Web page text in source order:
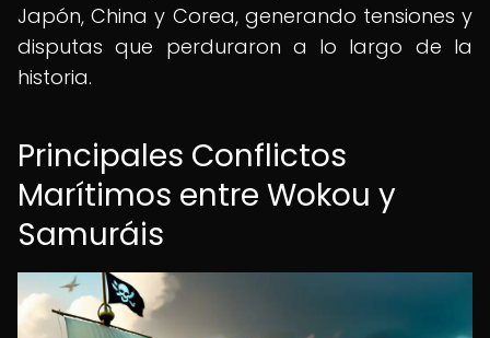
Japón, China y Corea, generando tensiones y
disputas que perduraron a lo largo de la
historia.
Principales Conflictos
Marítimos entre Wokou y
Samuráis